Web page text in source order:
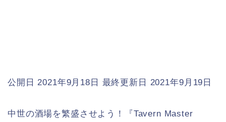
公開日 2021年9月18日 最終更新日 2021年9月19日
中世の酒場を繁盛させよう！『Tavern Master